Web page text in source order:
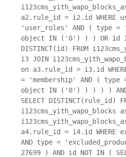
a2.rule_id = i2.id WHERE
'user_roles' AND ( type =
object IN ('0') ) ) OR id IN
DISTINCT(id) FROM
i3 JOIN
on a3.rule_id = i3.id
= 'membership' AND ( type
object IN ('0') ) ) ) )
SELECT DISTINCT(rule_id)
i123cms_yith_wapo_blocks
a4.rule_id = i4.id WHERE
AND type =
27699 ) AND id NOT IN (